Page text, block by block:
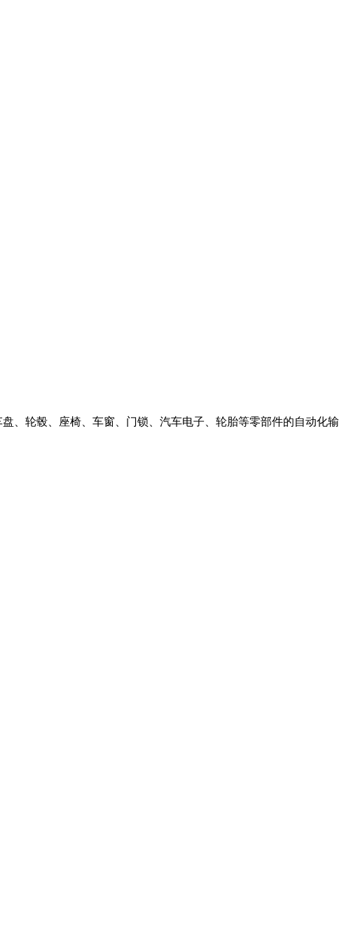
、轮毂、座椅、车窗、门锁、汽车电子、轮胎等零部件的自动化输